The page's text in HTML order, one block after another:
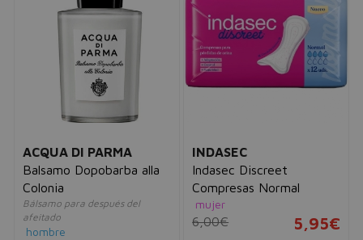
ACQUA DI PARMA
Balsamo Dopobarba alla
Colonia
Bálsamo para después del
afeitado
hombre
INDASEC
Indasec Discreet
Compresas Normal
mujer
6,00€ 5,95€